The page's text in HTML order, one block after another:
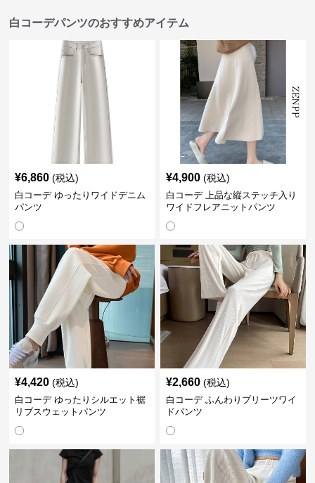
白コーデパンツのおすすめアイテム
¥6,860 (税込)
白コーデ ゆったりワイドデニム
パンツ
¥4,900 (税込)
白コーデ 上品な縦ステッチ入り
ワイドフレアニットパンツ
¥4,420 (税込)
白コーデ ゆったりシルエット裾
リブスウェットパンツ
¥2,660 (税込)
白コーデ ふんわりプリーツワイ
ドパンツ